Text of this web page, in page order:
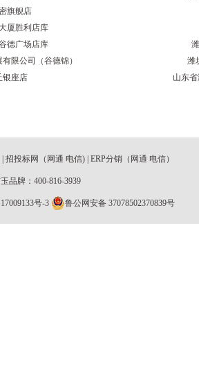
旗舰店
厦胜利店库
德广场店库
限公司（谷德锦）
潍
银座店 山东
| 招投标网（ 网通 电信) | ERP分销（ 网通 电信）
品牌：400-816-3939
号-3 鲁公网安备 37078502370839号